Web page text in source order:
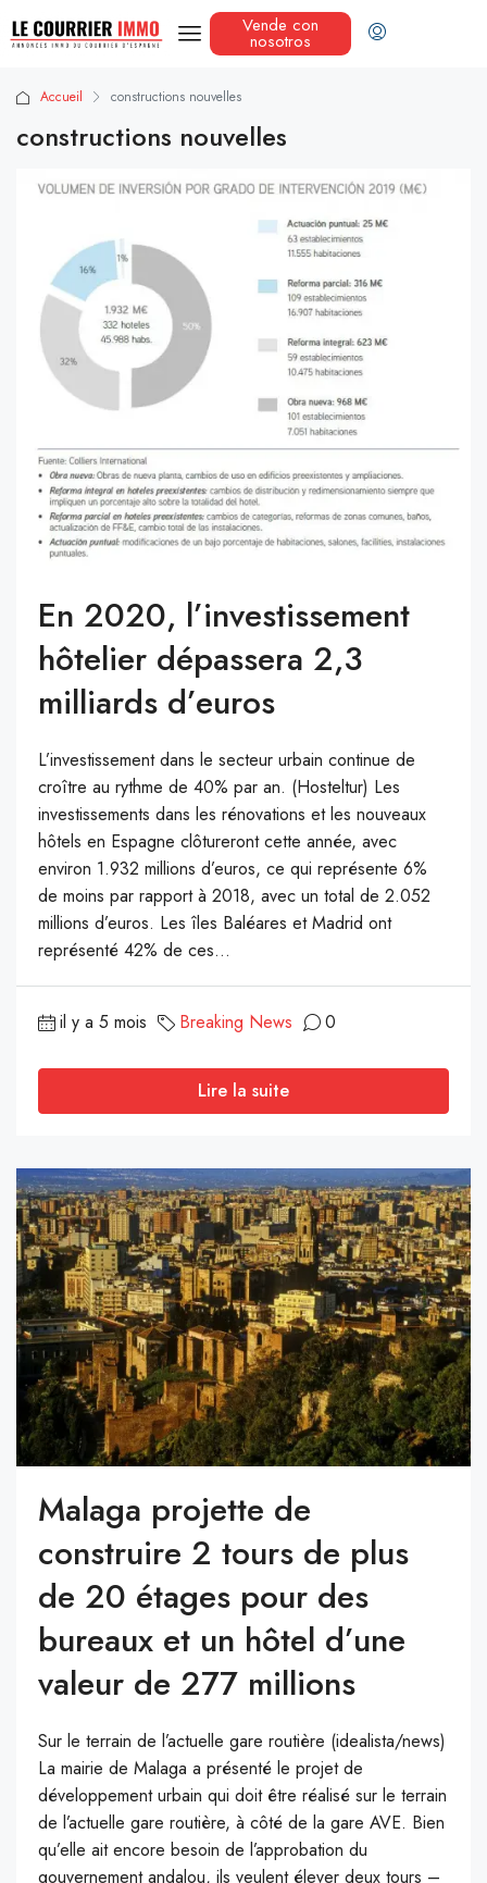
Vende con
nosotros
Accueil constructions nouvelles
constructions nouvelles
En 2020, l’investissement
hôtelier dépassera 2,3
milliards d’euros
L’investissement dans le secteur urbain continue de
croître au rythme de 40% par an. (Hosteltur) Les
investissements dans les rénovations et les nouveaux
hôtels en Espagne clôtureront cette année, avec
environ 1.932 millions d’euros, ce qui représente 6%
de moins par rapport à 2018, avec un total de 2.052
millions d’euros. Les îles Baléares et Madrid ont
représenté 42% de ces...
il y a 5 mois Breaking News 0
Lire la suite
Malaga projette de
construire 2 tours de plus
de 20 étages pour des
bureaux et un hôtel d’une
valeur de 277 millions
Sur le terrain de l’actuelle gare routière (idealista/news)
La mairie de Malaga a présenté le projet de
développement urbain qui doit être réalisé sur le terrain
de l’actuelle gare routière, à côté de la gare AVE. Bien
qu’elle ait encore besoin de l’approbation du
gouvernement andalou, ils veulent élever deux tours –